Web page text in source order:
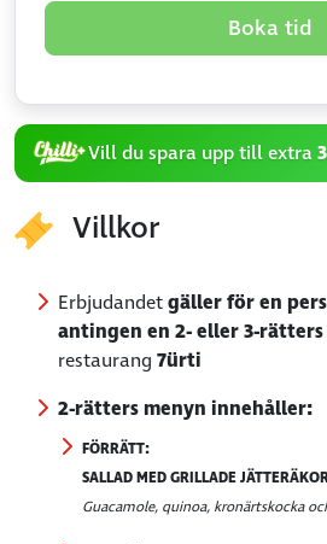
Boka tid
Vill du spara upp till extra
Villkor
Erbjudandetgäller för en
antingen en 2- eller 3-
restaurang 7ürti
2-rätters menyn innehåller:
FÖRRÄTT:
SALLAD MED GRILLADE
Guacamole, quinoa, kronärtskocka